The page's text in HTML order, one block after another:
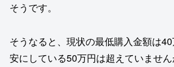
そうです。
そうなると、現状の最低購入金額は
安にしている50万円は超えていませ